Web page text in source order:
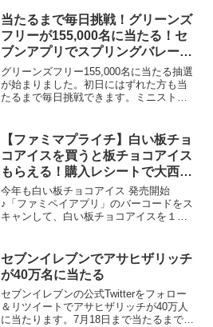
ダウンロードしてみて！#CokeON期限：
2023/1...
当たるまで毎日挑戦！グリーンズ
フリーが155,000名に当たる！セ
ブンアプリでスプリングバレー豊
潤、一番搾り無料クーポン当たる
かも
グリーンズフリー155,000名に当たる抽選
が始まりました。初日にはずれた方も当
たるまで毎日挑戦できます。ミニストッ
8月1日(月) 23:59まで引...
【ファミマプライチ】白い板チョ
コアイスを買うと板チョコアイス
もらえる！購入レシートで大西流
星オリジナルQUOカードが抽選
で当たる♪
今年も白い板チョコアイス 発売開始
♪「ファミペイアプリ」のバーコードをス
キャンして、白い板チョコアイスを１個
ーポン配信期間）2024年9月25日（水）
0:00～10月1...
セブンイレブンでアサヒザリッチ
が40万名に当たる
セブンイレブンの公式Twitterをフォロー
＆リツイートでアサヒザリッチが40万人
に当たります。7月18日まで当たるまで毎